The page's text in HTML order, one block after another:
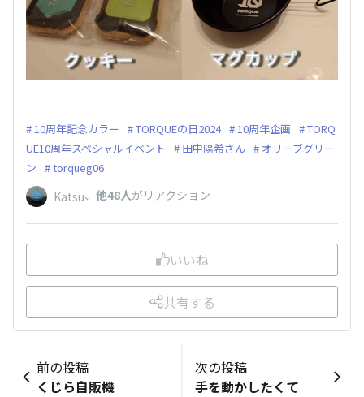
10周年記念カラー TORQUEの日2024 10周年企画
TORQ
UE10周年スペシャルイベント
田中陽希さん
オリーブグリー
ン
torqueg06
Katsu、 他48人がリアクション
いいね
共有する
前の投稿
くじら自販機
次の投稿
手を動かしたくて